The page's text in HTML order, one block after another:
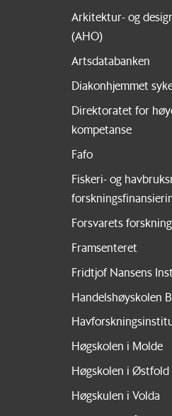
Arkitektur- og
(AHO)
Artsdatabanken
Diakonhjemmet
Direktoratet for
kompetanse
Fafo
Fiskeri- og
Forsvarets
Framsenteret
Fridtjof Nansens
Handelshøyskolen
Høgskolen i Molde
Høgskolen i Østfold
Høgskulen i Volda